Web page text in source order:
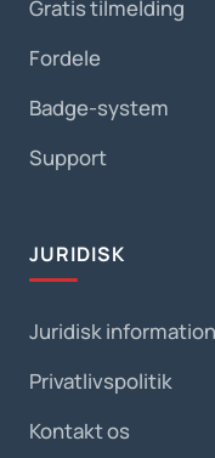
Gratis tilmelding
Fordele
Badge-system
Support
JURIDISK
Juridisk information
Privatlivspolitik
Kontakt os